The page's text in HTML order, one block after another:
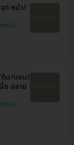
ด หน้า/
รรม)
ก้น/แขน/
อ สลาย
รรม)